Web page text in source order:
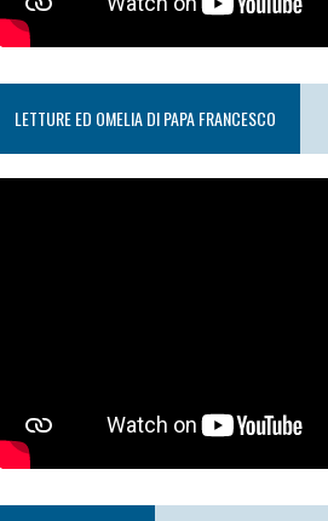
LETTURE ED OMELIA DI PAPA FRANCESCO